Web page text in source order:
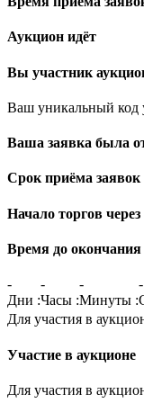
Аукцион идёт
Вы участник
Ваш уникальный код
Ваша заявка была
Срок приёма заявок
Начало торгов через
Время до окончания
-
Дни :
-
Часы :
-
Минуты :
-
Для участия в
Участие в аукционе
Для участия в